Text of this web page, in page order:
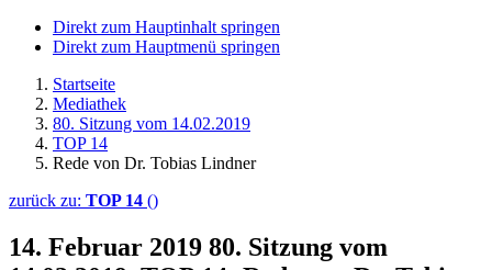
Direkt zum Hauptinhalt springen
Direkt zum Hauptmenü springen
Startseite
Mediathek
80. Sitzung vom 14.02.2019
TOP 14
Rede von Dr. Tobias Lindner
zurück zu: TOP 14 ()
14. Februar 2019 80. Sitzung vom